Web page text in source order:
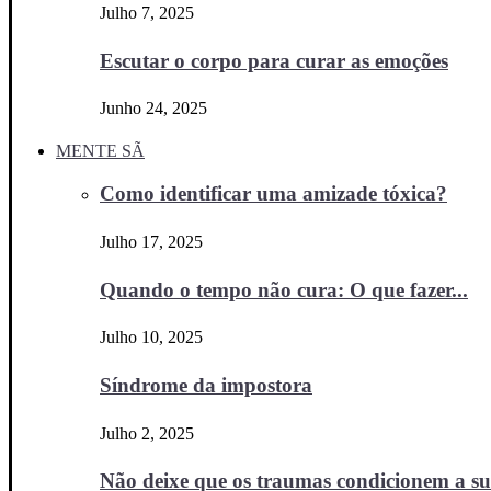
Julho 7, 2025
Escutar o corpo para curar as emoções
Junho 24, 2025
MENTE SÃ
Como identificar uma amizade tóxica?
Julho 17, 2025
Quando o tempo não cura: O que fazer...
Julho 10, 2025
Síndrome da impostora
Julho 2, 2025
Não deixe que os traumas condicionem a